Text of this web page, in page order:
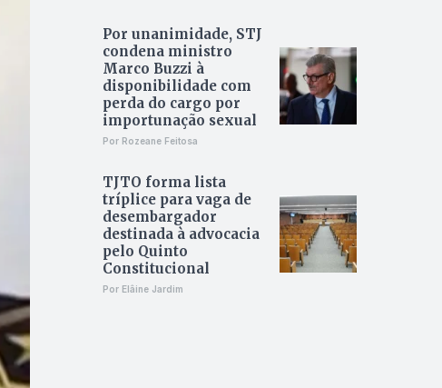
Por unanimidade, STJ
condena ministro
Marco Buzzi à
disponibilidade com
perda do cargo por
importunação sexual
Por Rozeane Feitosa
TJTO forma lista
tríplice para vaga de
desembargador
destinada à advocacia
pelo Quinto
Constitucional
Por Elâine Jardim